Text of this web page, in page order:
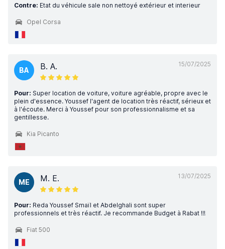
Contre: Etat du véhicule sale non nettoyé extérieur et interieur
Opel Corsa
15/07/2025
BA B. A.
Pour: Super location de voiture, voiture agréable, propre avec le
plein d'essence. Youssef l'agent de location très réactif, sérieux et
à l'écoute. Merci à Youssef pour son professionnalisme et sa
gentillesse.
Kia Picanto
13/07/2025
ME M. E.
Pour: Reda Youssef Smaïl et Abdelghali sont super
professionnels et très réactif. Je recommande Budget à Rabat !!!
Fiat 500